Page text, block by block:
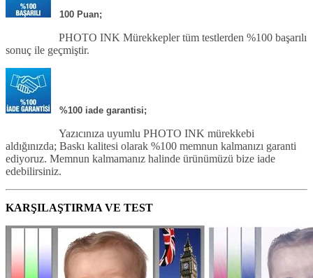
100 Puan;
PHOTO INK Mürekkepler tüm testlerden %100 başarılı
sonuç ile geçmiştir.
%100 iade garantisi;
Yazıcınıza uyumlu PHOTO INK mürekkebi
aldığınızda; Baskı kalitesi olarak %100 memnun kalmanızı garanti
ediyoruz. Memnun kalmamanız halinde ürünümüzü bize iade
edebilirsiniz.
KARŞILAŞTIRMA VE TEST